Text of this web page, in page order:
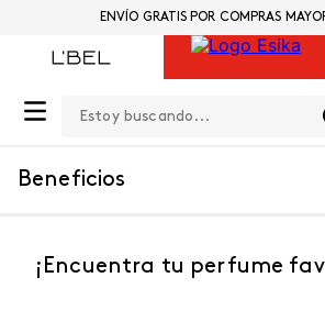
ENVÍO GRATIS POR COMPRAS
Beneficios
¡Encuentra tu perfume